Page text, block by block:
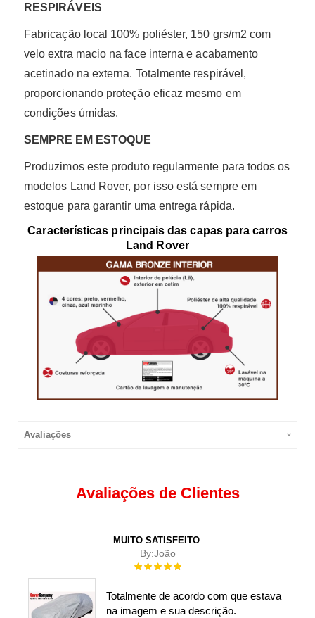
RESPIRÁVEIS
Fabricação local 100% poliéster, 150 grs/m2 com
velo extra macio na face interna e acabamento
acetinado na externa. Totalmente respirável,
proporcionando proteção eficaz mesmo em
condições úmidas.
SEMPRE EM ESTOQUE
Produzimos este produto regularmente para todos os
modelos Land Rover, por isso está sempre em
estoque para garantir uma entrega rápida.
Características principais das capas para carros
Land Rover
Avaliações
Avaliações de Clientes
MUITO SATISFEITO
By:João
Rating:
Totalmente de acordo com que estava
na imagem e sua descrição.